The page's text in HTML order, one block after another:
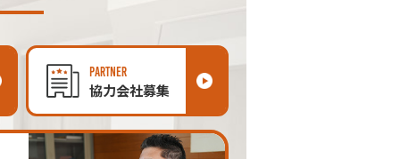
PARTNER
協力会社募集